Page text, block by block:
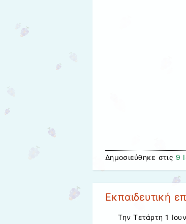
Δημοσιεύθηκε στις 9
Εκπαιδευτική
Την Τετάρτη 1